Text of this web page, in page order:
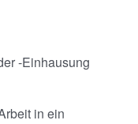
-Einhausung
in ein